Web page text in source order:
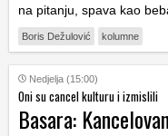
na pitanju, spava kao
Boris Dežulović kolumne
Nedjelja (15:00)
Oni su cancel kulturu i izmislili
Basara: